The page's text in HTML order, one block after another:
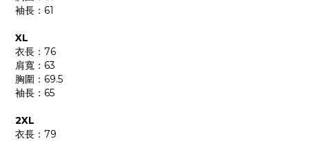
袖長：61
XL
衣長：76
肩寬：63
胸圍：69.5
袖長：65
2XL
衣長：79